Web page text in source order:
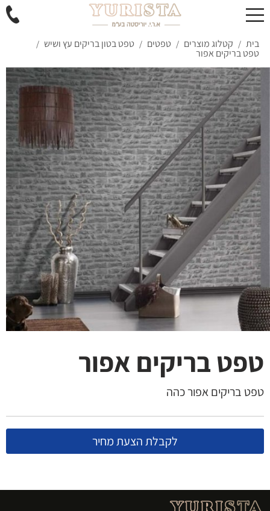
בית / קטלוג מוצרים / טפטים / טפט בטון בריקים עץ ושיש /
טפט בריקים אפור
טפט בריקים אפור
טפט בריקים אפור כהה
לקבלת הצעת מחיר